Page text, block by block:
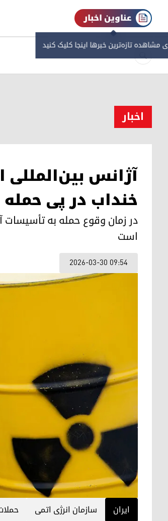
عناوین اخبار
مشاهده‌ تازه‌ترین خبرها اینجا کلیک کنید
اخبار
آژانس
خنداب در پی حمله
در زمان وقوع حمله بە
است
2026-03-30 09:54
ایران سازمان انرژی اتمی